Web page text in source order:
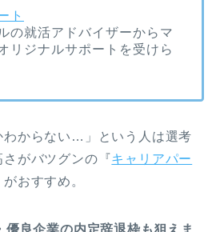
ト
の就活アドバイザーからマ
リジナルサポートを受けら
わからない…」という人は選考
がバツグンの『キャリアパー
がおすすめ。
良企業の内定辞退枠も狙えま